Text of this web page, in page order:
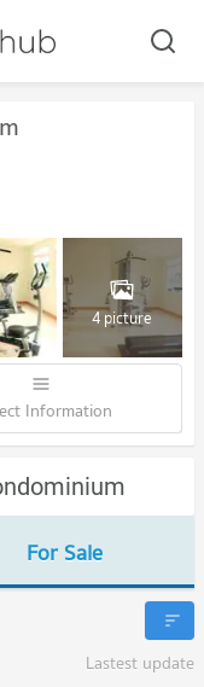
4 picture
Information
For Sale
Lastest update